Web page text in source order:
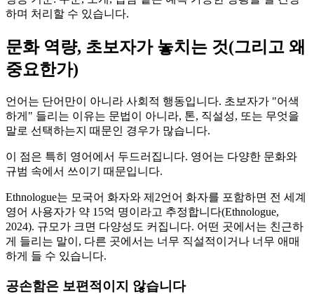
하며 처리할 수 있습니다.
문화 역량, 초보자가 놓치는 것(그리고 왜
중요한가)
언어는 단어만이 아니라 사회적 행동입니다. 초보자가 "어색
하게" 들리는 이유는 문법이 아니라, 톤, 직설성, 또는 무엇을
말로 선택하는지 때문인 경우가 많습니다.
이 점은 특히 영어에서 두드러집니다. 영어는 다양한 문화와
규범 속에서 쓰이기 때문입니다.
Ethnologue는 모국어 화자와 제2언어 화자를 포함하면 전 세계
영어 사용자가 약 15억 명이라고 추정합니다(Ethnologue,
2024). 규모가 크면 다양성도 커집니다. 어떤 곳에서는 친근하
게 들리는 말이, 다른 곳에서는 너무 직설적이거나 너무 애매
하게 들 수 있습니다.
공손함은 보편적이지 않습니다